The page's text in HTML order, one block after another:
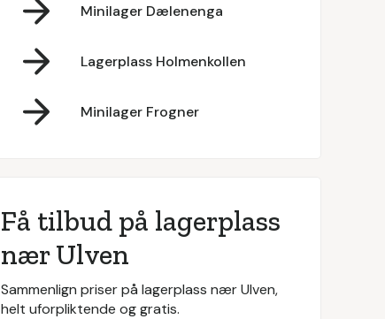
Minilager Dælenenga
Lagerplass Holmenkollen
Minilager Frogner
Få tilbud på lagerplass
nær Ulven
Sammenlign priser på lagerplass nær Ulven,
helt uforpliktende og gratis.